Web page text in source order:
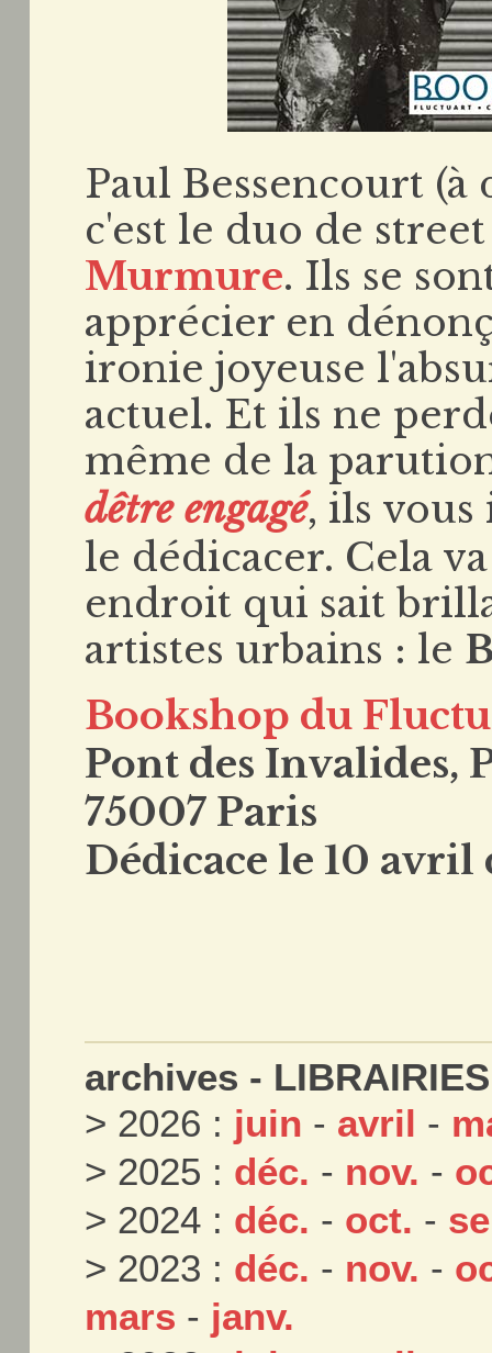
Paul Bessencourt
c'est le duo de
Murmure. Ils se
apprécier en
ironie joyeuse
actuel. Et ils ne
même de la
dêtre engagé, ils
le dédicacer. Cela
endroit qui sait
artistes urbains : le
Bookshop du
Pont des Invalides,
75007 Paris
Dédicace le 10 avril
archives -
> 2026 : juin - avril -
> 2025 : déc. - nov. -
> 2024 : déc. - oct. -
> 2023 : déc. - nov. -
mars - janv.